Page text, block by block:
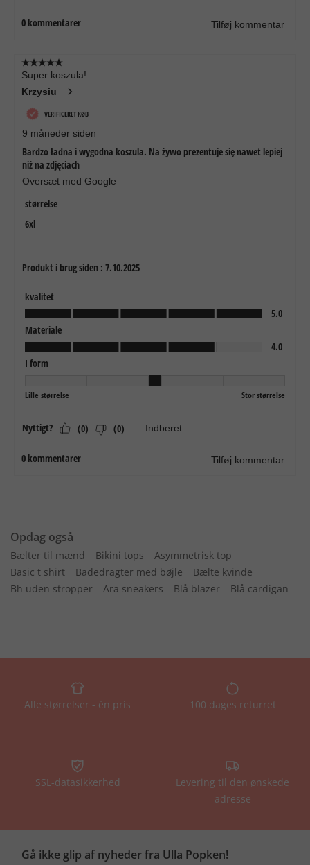
Opdag også
Bælter til mænd Bikini tops
Asymmetrisk top
Basic t shirt
Badedragter med bøjle
Bælte kvinde
Bh uden stropper
Ara sneakers Blå blazer Blå cardigan
Alle størrelser - én pris 100 dages returret
SSL-datasikkerhed
Levering til den ønskede
adresse
Gå ikke glip af nyheder fra Ulla Popken!